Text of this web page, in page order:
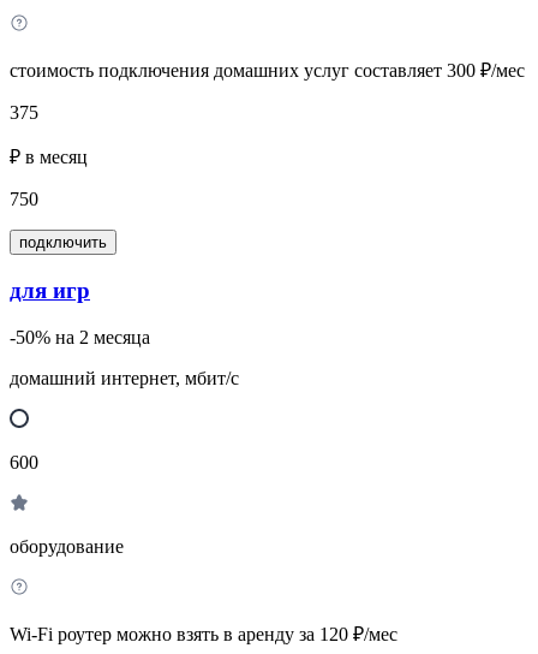
стоимость подключения домашних услуг составляет 300 ₽/мес
375
₽ в месяц
750
подключить
для игр
-50% на 2 месяца
домашний интернет, мбит/с
600
оборудование
Wi-Fi роутер можно взять в аренду за 120 ₽/мес